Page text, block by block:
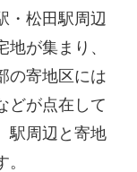
・松田駅周辺
が集まり、
の寄地区には
どが点在して
駅周辺と寄地